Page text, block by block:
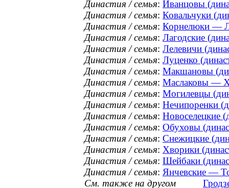
Династия / семья: Иванцовы
Династия / семья: Ковальчуки
Династия / семья: Корнелюки —
Династия / семья: Лагодские
Династия / семья: Лелевичи
Династия / семья: Луценко
Династия / семья: Макшановы
Династия / семья: Маслаковы —
Династия / семья: Могилевцы
Династия / семья: Нечипоренки
Династия / семья: Новоселецкие
Династия / семья: Обуховы
Династия / семья: Снежицкие
Династия / семья: Хворики
Династия / семья: Шейбаки
Династия / семья: Янчевские —
См. также на другом